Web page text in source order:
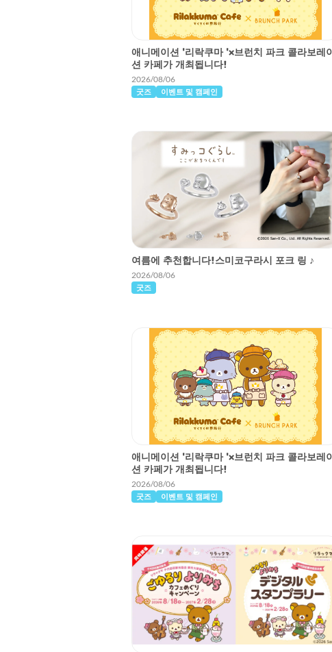
애니메이션 '리락쿠마 '×브런치 파크 콜라보레
션 카페가 개최됩니다!
2026/08/06
굿즈 이벤트 및 캠페인
여름에 추천합니다!스미코구라시 포크 링 ♪
2026/08/06
굿즈
애니메이션 '리락쿠마 '×브런치 파크 콜라보레
션 카페가 개최됩니다!
2026/08/06
굿즈 이벤트 및 캠페인